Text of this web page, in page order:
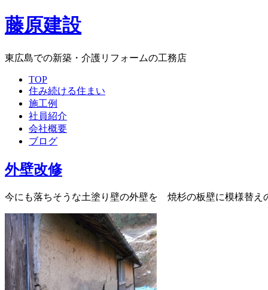
藤原建設
東広島での新築・介護リフォームの工務店
TOP
住み続ける住まい
施工例
社員紹介
会社概要
ブログ
外壁改修
今にも落ちそうな土塗り壁の外壁を 焼杉の板壁に模様替え